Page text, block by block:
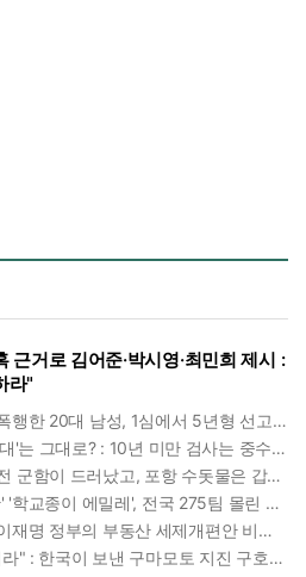
근거로 김어준·박시영·최민희 제시 :
라"
부모 외출 틈타 여동생 성폭행한 20대 남성, 1심에서 5년형 선고 : 친족 간 '암수범죄'의 심각성
검찰청 간판 떼도 '검사 우대'는 그대로? : 10년 미만 검사는 중수청 4급 수사관으로 직행한다
다뉴브강에 제2차 세계대전 군함이 드러났고, 포항 수돗물은 갑자기 짜졌다 : 폭염·가뭄이 만든 낯선 풍경
[허프 트렌드] '방탑고려단' '학교종이 에밀레', 전국 275팀 몰린 2026년 국립중앙박물관 분장대회 : 숨은 실력자들 나온다
조국 조국혁신당 전 대표 이재명 정부의 부동산 세제개편안 비판했다 : '공공주택 대전환' 촉구
"한국산 물은 변기 물로 써라" : 한국이 보낸 구마모토 지진 구호품에 한 일본인이 보인 반응